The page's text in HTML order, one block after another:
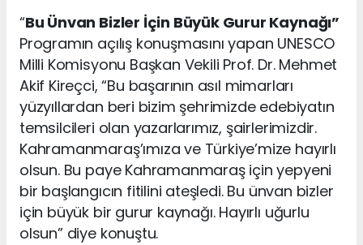
“Bu Ünvan Bizler İçin Büyük Gurur Kaynağı”
Programın açılış konuşmasını yapan UNESCO
Milli Komisyonu Başkan Vekili Prof. Dr. Mehmet
Akif Kireçci, “Bu başarının asıl mimarları
yüzyıllardan beri bizim şehrimizde edebiyatın
temsilcileri olan yazarlarımız, şairlerimizdir.
Kahramanmaraş’ımıza ve Türkiye’mize hayırlı
olsun. Bu paye Kahramanmaraş için yepyeni
bir başlangıcın fitilini ateşledi. Bu ünvan bizler
için büyük bir gurur kaynağı. Hayırlı uğurlu
olsun” diye konuştu.